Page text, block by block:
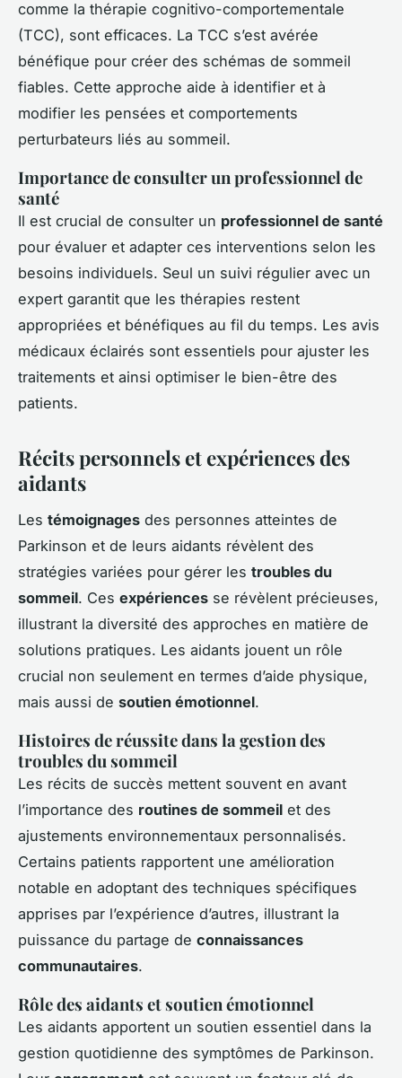
comme la thérapie cognitivo-comportementale
(TCC), sont efficaces. La TCC s’est avérée
bénéfique pour créer des schémas de sommeil
fiables. Cette approche aide à identifier et à
modifier les pensées et comportements
perturbateurs liés au sommeil.
Importance de consulter un professionnel de
santé
Il est crucial de consulter un professionnel de santé
pour évaluer et adapter ces interventions selon les
besoins individuels. Seul un suivi régulier avec un
expert garantit que les thérapies restent
appropriées et bénéfiques au fil du temps. Les avis
médicaux éclairés sont essentiels pour ajuster les
traitements et ainsi optimiser le bien-être des
patients.
Récits personnels et expériences des
aidants
Les témoignages des personnes atteintes de
Parkinson et de leurs aidants révèlent des
stratégies variées pour gérer les troubles du
sommeil. Ces expériences se révèlent précieuses,
illustrant la diversité des approches en matière de
solutions pratiques. Les aidants jouent un rôle
crucial non seulement en termes d’aide physique,
mais aussi de soutien émotionnel.
Histoires de réussite dans la gestion des
troubles du sommeil
Les récits de succès mettent souvent en avant
l’importance des routines de sommeil et des
ajustements environnementaux personnalisés.
Certains patients rapportent une amélioration
notable en adoptant des techniques spécifiques
apprises par l’expérience d’autres, illustrant la
puissance du partage de connaissances
communautaires.
Rôle des aidants et soutien émotionnel
Les aidants apportent un soutien essentiel dans la
gestion quotidienne des symptômes de Parkinson.